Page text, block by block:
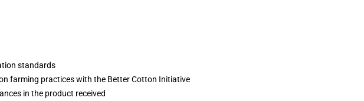
standards
farming practices with the Better Cotton Initiative
in the product received